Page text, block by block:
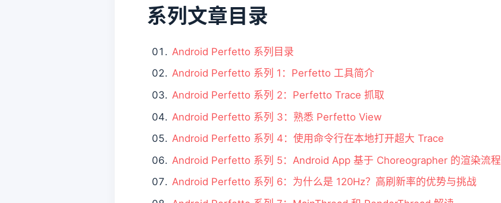
系列文章目录
Android Perfetto 系列目录
Android Perfetto 系列 1：Perfetto 工具简介
Android Perfetto 系列 2：Perfetto Trace 抓取
Android Perfetto 系列 3：熟悉 Perfetto View
Android Perfetto 系列 4：使用命令行在本地打开超大 Trace
Android Perfetto 系列 5：Android App 基于 Choreographer 的渲染流程
Android Perfetto 系列 6：为什么是 120Hz？高刷新率的优势与挑战